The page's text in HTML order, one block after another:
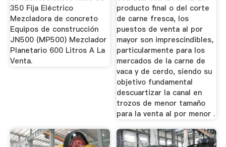
350 Fija Eléctrico
Mezcladora de concreto
Equipos de construcción
JN500 (MP500) Mezclador
Planetario 600 Litros A La
Venta.
producto final o del corte
de carne fresca, los
puestos de venta al por
mayor son imprescindibles,
particularmente para los
mercados de la carne de
vaca y de cerdo, siendo su
objetivo fundamental
descuartizar la canal en
trozos de menor tamaño
para la venta al por menor .